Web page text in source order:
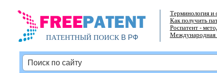
ПАТЕНТНЫЙ ПОИСКВ РФ
Терминология и
Как получить
Роспатент -
Международная